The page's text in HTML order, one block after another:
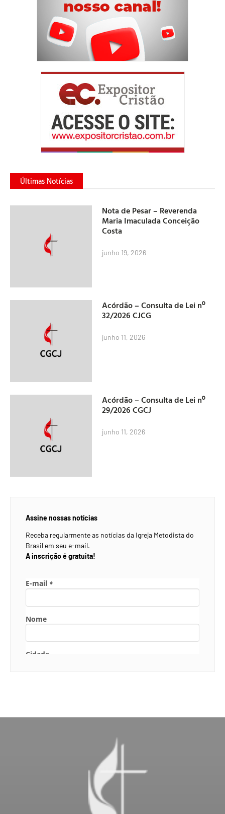
Últimas Notícias
Nota de Pesar – Reverenda
Maria Imaculada Conceição
Costa
junho 19, 2026
Acórdão – Consulta de Lei nº
32/2026 CJCG
junho 11, 2026
Acórdão – Consulta de Lei nº
29/2026 CGCJ
junho 11, 2026
Assine nossas notícias
Receba regularmente as notícias da Igreja Metodista do
Brasil em seu e-mail.
A inscrição é gratuita!